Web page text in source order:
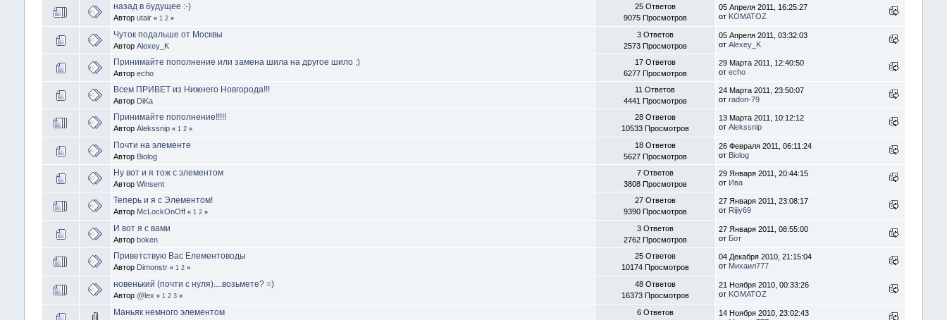
назад в будущее :-)
Автор utair « 1 2»
25 Ответов
9075 Просмотров
05 Апреля 2011, 16:25:27
от KOMATOZ
Чуток подальше от Москвы
Автор Alexey_K
3 Ответов
2573 Просмотров
05 Апреля 2011, 03:32:03
от Alexey_K
Принимайте пополнение или замена шила на другое шило :)
Автор echo
17 Ответов
6277 Просмотров
29 Марта 2011, 12:40:50
от echo
Всем ПРИВЕТ из Нижнего Новгорода!!!
Автор DiKa
11 Ответов
4441 Просмотров
24 Марта 2011, 23:50:07
от radon-79
Принимайте пополнение!!!!!
Автор Alekssnip « 1 2»
28 Ответов
10533 Просмотров
13 Марта 2011, 10:12:12
от Alekssnip
Почти на элементе
Автор Biolog
18 Ответов
5627 Просмотров
26 Февраля 2011, 06:11:24
от Biolog
Ну вот и я тож с элементом
Автор Winsent
7 Ответов
3808 Просмотров
29 Января 2011, 20:44:15
от Ива
Теперь и я с Элементом!
Автор McLockOnOff « 1 2»
27 Ответов
9390 Просмотров
27 Января 2011, 23:08:17
от Rijiy69
И вот я с вами
Автор boken
3 Ответов
2762 Просмотров
27 Января 2011, 08:55:00
от Бот
Приветствую Вас Елементоводы
Автор Dimonstr « 1 2»
25 Ответов
10174 Просмотров
04 Декабря 2010, 21:15:04
от Михаил777
новенький (почти с нуля)....возьмете? =)
Автор @lex « 1 2 3»
48 Ответов
16373 Просмотров
21 Ноября 2010, 00:33:26
от KOMATOZ
Маньяк немного элементом
6 Ответов
14 Ноября 2010, 23:02:43